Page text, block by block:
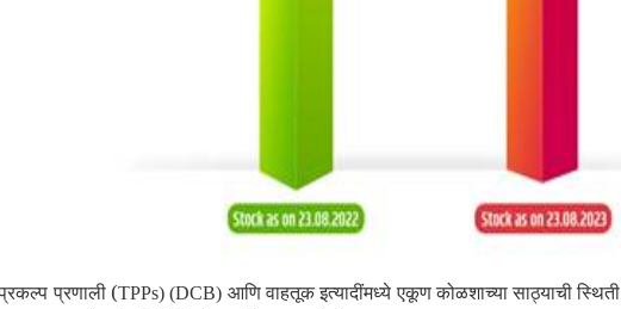
प्रणाली (TPPs) (DCB) आणि वाहतूकइत्यादींमध्ये एकूण कोळशाच्या साठ्याची स्थिती